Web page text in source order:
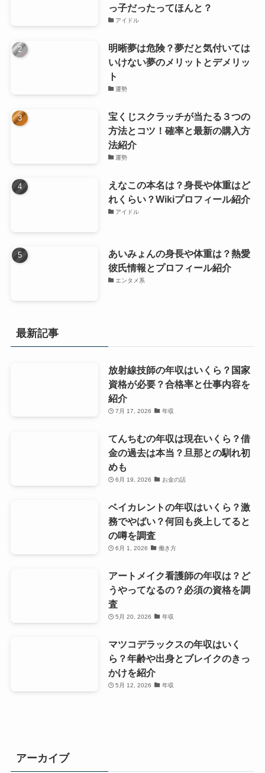
っ子だったってほんと？
アイドル
明晰夢は危険？夢だと気付いては
いけない夢のメリットとデメリッ
ト
運勢
宝くじスクラッチが当たる３つの
方法とコツ！確率と最新の購入方
法紹介
運勢
えなこの本名は？身長や体重はど
れくらい？Wikiプロフィール紹介
アイドル
あいみょんの身長や体重は？熱愛
彼氏情報とプロフィール紹介
エンタメ系
最新記事
放射線技師の年収はいくら？国家
資格が必要？合格率と仕事内容を
紹介
7月 17, 2026 年収
てんちむの年収は現在いくら？借
金の過去は本当？旦那との馴れ初
めも
6月 19, 2026 お金の話
ベイカレントの年収はいくら？激
務でやばい？何回も炎上してると
の噂を調査
6月 1, 2026 働き方
アートメイク看護師の年収は？ど
うやってなるの？必須の資格を調
査
5月 20, 2026 年収
マツコデラックスの年収はいく
ら？年齢や出身とブレイクのきっ
かけを紹介
5月 12, 2026 年収
アーカイブ